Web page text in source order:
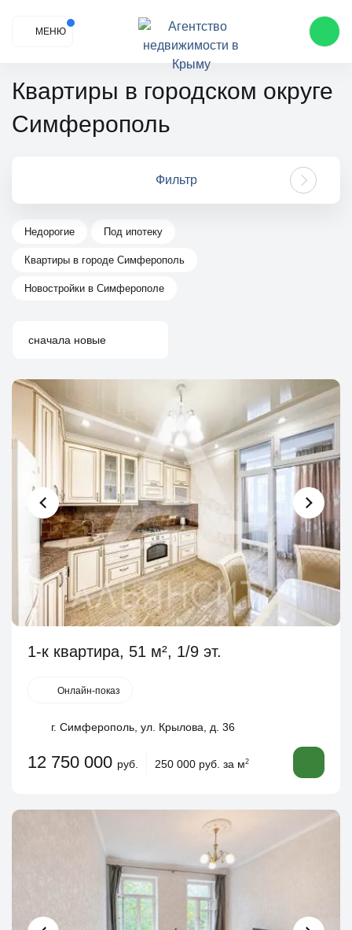
МЕНЮ
Квартиры в городском округе
Симферополь
Фильтр
Недорогие Под ипотеку
Квартиры в городе Симферополь
Новостройки в Симферополе
сначала новые
1-к квартира, 51 м², 1/9 эт.
Онлайн-показ
г. Симферополь, ул. Крылова, д. 36
12 750 000 руб. 250 000 руб. за м2